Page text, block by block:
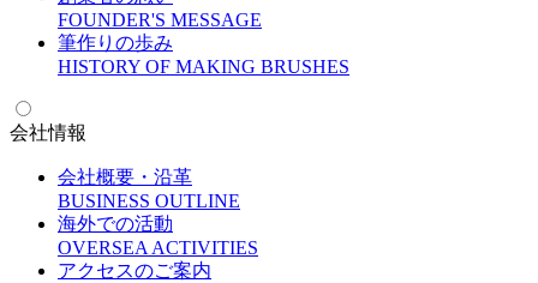
FOUNDER'S MESSAGE
筆作りの歩み
HISTORY OF MAKING BRUSHES
会社情報
会社概要・沿革
BUSINESS OUTLINE
海外での活動
OVERSEA ACTIVITIES
アクセスのご案内